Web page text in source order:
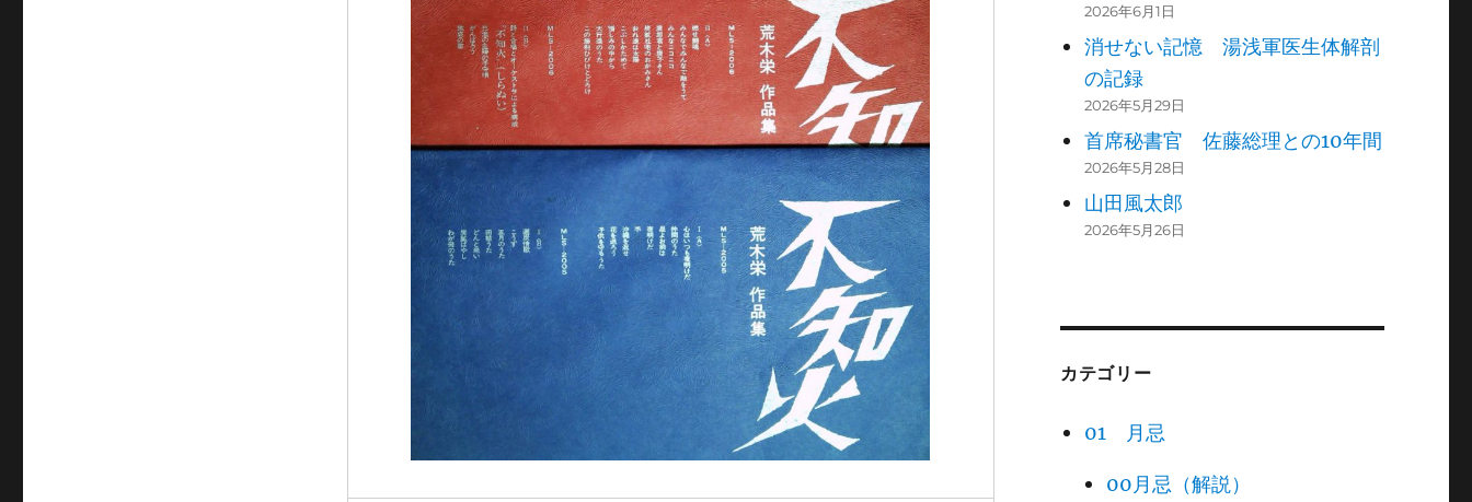
2026年6月1日
消せない記憶 湯浅軍医生体解剖
の記録
2026年5月29日
首席秘書官 佐藤総理との10年間
2026年5月28日
山田風太郎
2026年5月26日
カテゴリー
01 月忌
00月忌（解説）